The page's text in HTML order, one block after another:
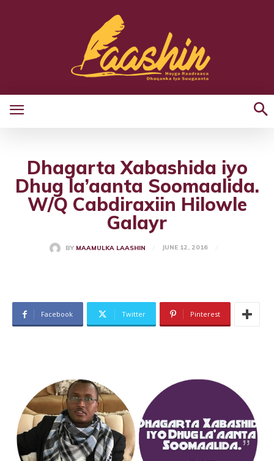
Dhagarta Xabashida iyo
Dhug la’aanta Soomaalida.
W/Q Cabdiraxiin Hilowle
Galayr
BY MAAMULKA LAASHIN JUNE 12, 2016
Facebook Twitter Pinterest